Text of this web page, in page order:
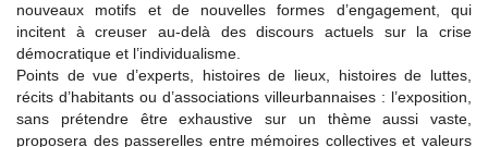
nouveaux motifs et de nouvelles formes d’engagement, qui
incitent à creuser au-delà des discours actuels sur la crise
démocratique et l’individualisme.
Points de vue d’experts, histoires de lieux, histoires de luttes,
récits d’habitants ou d’associations villeurbannaises : l’exposition,
sans prétendre être exhaustive sur un thème aussi vaste,
proposera des passerelles entre mémoires collectives et valeurs